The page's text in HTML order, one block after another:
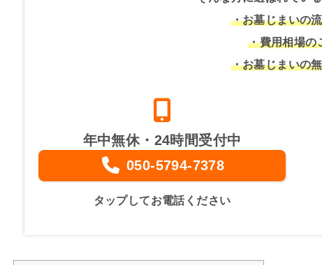
・お墓じまいの
・費用相場の
・お墓じまいの
年中無休・24時間受付中
050-5794-7378
タップしてお電話ください